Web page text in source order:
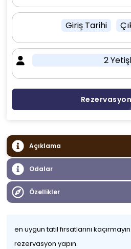
Giriş Tarihi
2
Açıklama
Odalar
Özellikler
en uygun tatil fırsatlarını
rezervasyon yapın.